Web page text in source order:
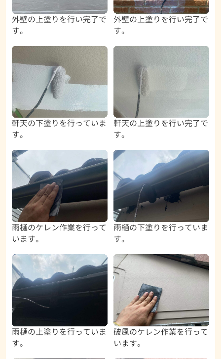
外壁の上塗りを行い完了で
す。
外壁の上塗りを行い完了で
す。
軒天の下塗りを行っていま
す。
軒天の上塗りを行い完了で
す。
雨樋のケレン作業を行って
います。
雨樋の下塗りを行っていま
す。
雨樋の上塗りを行っていま
す。
破風のケレン作業を行って
います。